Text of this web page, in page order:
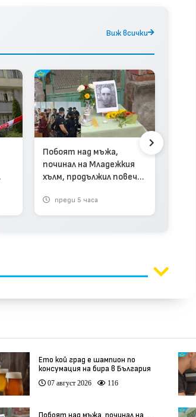
Виж всички
Побоят над мъжа,
починал на Младежкия
хълм, продължил повече
преди 5 часа
Ето кой град е шампион по
консумация на бира в България
07 август 2026 116
Побоят над мъжа, починал на